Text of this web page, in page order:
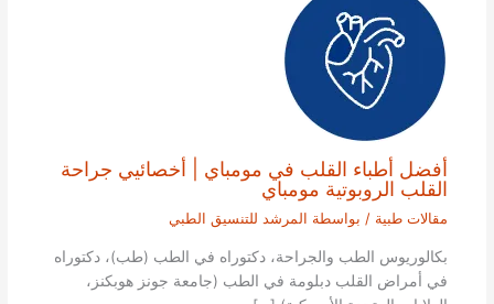
أفضل أطباء القلب في مومباي | أخصائيي جراحة
القلب الروبوتية مومباي
مقالات طبية / بواسطة المرشد للتنسيق الطبي
بكالوريوس الطب والجراحة، دكتوراه في الطب (طب)، دكتوراه
في أمراض القلب دبلومة في الطب (جامعة جونز هوبكنز،